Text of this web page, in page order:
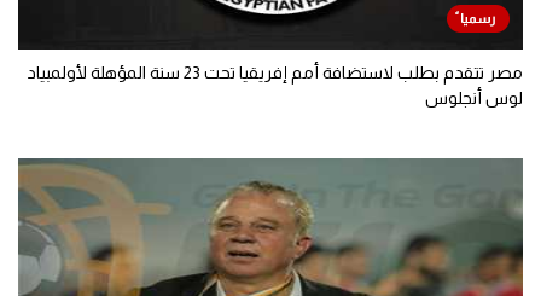
مصر تتقدم بطلب لاستضافة أمم إفريقيا تحت 23 سنة المؤهلة لأولمبياد
لوس أنجلوس